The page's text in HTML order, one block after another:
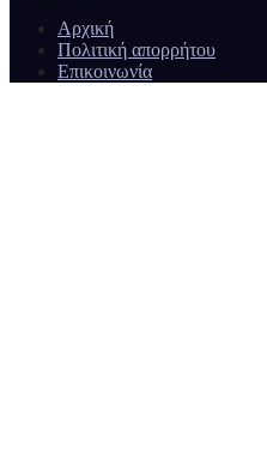
Αρχική
Πολιτική απορρήτου
Επικοινωνία